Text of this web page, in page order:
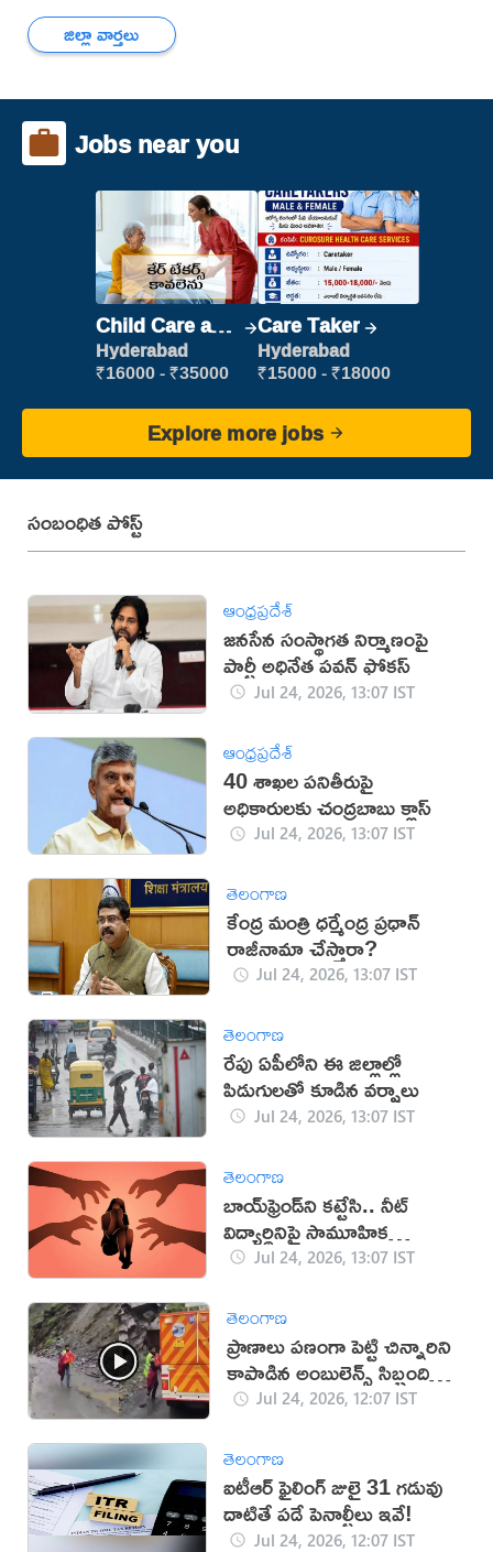
జిల్లా వార్తలు
Jobs near you
Child Care and
Patient care
Hyderabad
₹16000 - ₹35000
Care Taker
Hyderabad
₹15000 - ₹18000
Explore more jobs
సంబంధిత పోస్ట్
ఆంధ్రప్రదేశ్
జనసేన సంస్థాగత నిర్మాణంపై
పార్టీ అధినేత పవన్‌ ఫోకస్‌
Jul 24, 2026, 13:07 IST
ఆంధ్రప్రదేశ్
40 శాఖల పనితీరుపై
అధికారులకు చంద్రబాబు క్లాస్
Jul 24, 2026, 13:07 IST
తెలంగాణ
కేంద్ర మంత్రి ధర్మేంద్ర ప్రధాన్
రాజీనామా చేస్తారా?
Jul 24, 2026, 13:07 IST
తెలంగాణ
రేపు ఏపీలోని ఈ జిల్లాల్లో
పిడుగులతో కూడిన వర్షాలు
Jul 24, 2026, 13:07 IST
తెలంగాణ
బాయ్‌ఫ్రెండ్‌ని కట్టేసి.. నీట్‌
విద్యార్థినిపై సామూహిక
అత్యాచారం
Jul 24, 2026, 13:07 IST
తెలంగాణ
ప్రాణాలు పణంగా పెట్టి చిన్నారిని
కాపాడిన అంబులెన్స్ సిబ్బంది
(వీడియో)
Jul 24, 2026, 12:07 IST
తెలంగాణ
ఐటీఆర్ ఫైలింగ్ జులై 31 గడువు
దాటితే పడే పెనాల్టీలు ఇవే!
Jul 24, 2026, 12:07 IST